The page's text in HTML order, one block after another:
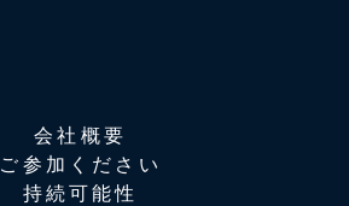
会社概要
ご参加ください
持続可能性